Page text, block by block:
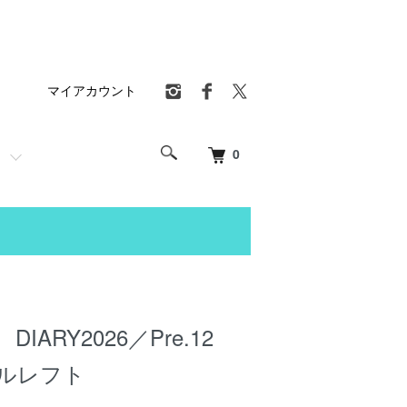
0
マイアカウント
DIARY2026／Pre.12
レフト